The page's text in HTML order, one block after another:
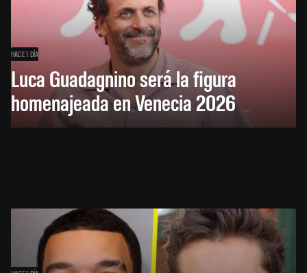
HACE 1 DÍA
Luca Guadagnino será la figura
homenajeada en Venecia 2026